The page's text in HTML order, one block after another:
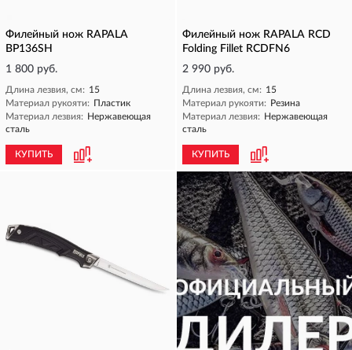
Филейный нож RAPALA
BP136SH
1 800 руб.
Длина лезвия, см: 15
Материал рукояти: Пластик
Материал лезвия: Нержавеющая
сталь
КУПИТЬ
Филейный нож RAPALA RCD
Folding Fillet RCDFN6
2 990 руб.
Длина лезвия, см: 15
Материал рукояти: Резина
Материал лезвия: Нержавеющая
сталь
КУПИТЬ